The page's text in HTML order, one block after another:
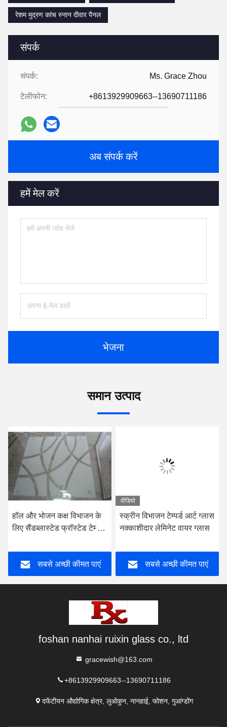
संपर्क
संपर्क: Ms. Grace Zhou
टेलीफोन: +8613929909663--13690711186
अब संपर्क करें
हमें मेल करें
भेजना
रेशम मुद्रण कांच स्नान दीवार पैनल
समान उत्पाद
हॉल और भोजन कक्ष विभाजन के
लिए सैंडब्लास्टेड फ्रॉस्टेड टेम्पर्ड
सबसे अच्छी कीमत पाएं
वीडियो
स्क्रीन विभाजन टेम्पर्ड आर्ट ग्लास
नक्काशीदार लेमिनेट वायर ग्लास
सबसे अच्छी कीमत पाएं
foshan nanhai ruixin glass co., ltd
gracewish@163.com
+8613929909663--13690711186
दफेंटीयन औद्योगिक क्षेत्र, लुओकुन, नानहाई, फोशन, गुआंग्डोंग